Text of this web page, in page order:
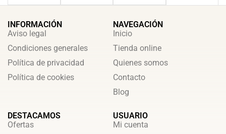
INFORMACIÓN
Aviso legal
Condiciones generales
Política de privacidad
Política de cookies
NAVEGACIÓN
Inicio
Tienda online
Quienes somos
Contacto
Blog
DESTACAMOS
Ofertas
USUARIO
Mi cuenta